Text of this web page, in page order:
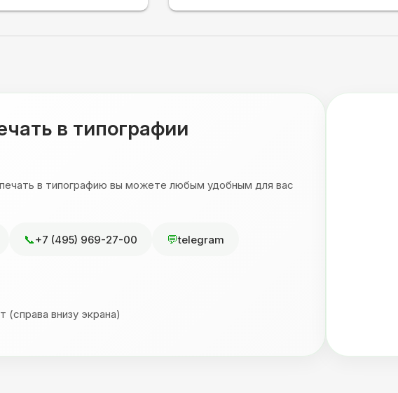
в типографии
печать в типографию вы можете любым удобным для вас
+7 (495) 969-27-00 telegram
(справа внизу экрана)